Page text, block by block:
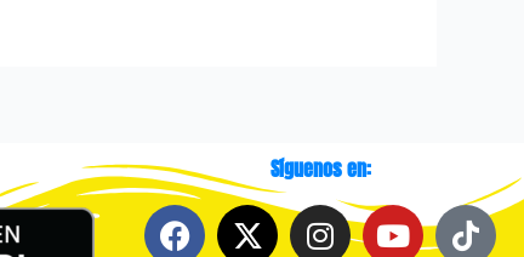
Síguenos en:
F
a
X
-
I
n
Y
o
T
i